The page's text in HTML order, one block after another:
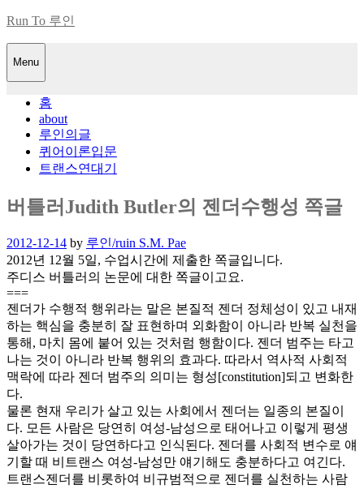
Skip
content
Run To 루인
Menu
홈
about
루인의글
퀴어이론입문
트랜스연대기
버틀러Judith Butler의 젠더수행성 쪽글
Posted
on
2012-12-14 by 루인/ruin S.M. Pae
2012년 12월 5일, 수업시간에 제출한 쪽글입니다.
주디스 버틀러의 논문에 대한 쪽글이고요.
===
젠더가 수행적 행위라는 말은 본질적 젠더 정체성이 있고 내재
하는 핵심을 충분히 잘 표현하며 외화함이 아니라 반복 실천을
통해, 마치 몸에 붙어 있는 것처럼 행함이다. 젠더 범주는 타고
나는 것이 아니라 반복 행위의 효과다. 따라서 역사적 사회적
맥락에 따라 젠더 범주의 의미는 형성[constitution]되고 변화한
다.
물론 현재 우리가 살고 있는 사회에서 젠더는 일종의 본질이
다. 모든 사람은 당연히 여성-남성으로 태어나고 이렇게 평생
살아가는 것이 당연하다고 인식된다. 젠더를 사회적 변수로 얘
기할 때 비트랜스 여성-남성만 얘기해도 충분하다고 여긴다.
트랜스젠더를 비롯하여 비규범적으로 젠더를 실천하는 사람